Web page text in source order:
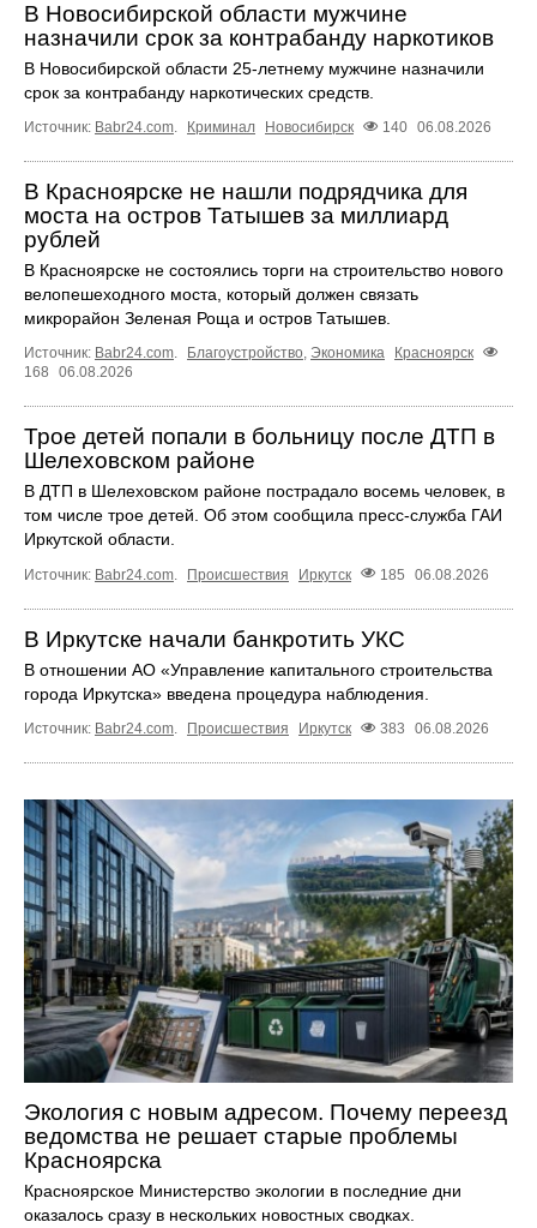
В Новосибирской области мужчине
назначили срок за контрабанду наркотиков
В Новосибирской области 25-летнему мужчине назначили
срок за контрабанду наркотических средств.
Источник: Babr24.com. Криминал Новосибирск 140 06.08.2026
В Красноярске не нашли подрядчика для
моста на остров Татышев за миллиард
рублей
В Красноярске не состоялись торги на строительство нового
велопешеходного моста, который должен связать
микрорайон Зеленая Роща и остров Татышев.
Источник: Babr24.com. Благоустройство, Экономика
Красноярск
168
06.08.2026
Трое детей попали в больницу после ДТП в
Шелеховском районе
В ДТП в Шелеховском районе пострадало восемь человек, в
том числе трое детей. Об этом сообщила пресс‑служба ГАИ
Иркутской области.
Источник: Babr24.com Происшествия Иркутск 185 06.08.2026
В Иркутске начали банкротить УКС
В отношении АО «Управление капитального строительства
города Иркутска» введена процедура наблюдения.
Источник: Babr24.com Происшествия Иркутск 383 06.08.2026
Экология с новым адресом. Почему переезд
ведомства не решает старые проблемы
Красноярска
Красноярское Министерство экологии в последние дни
оказалось сразу в нескольких новостных сводках.